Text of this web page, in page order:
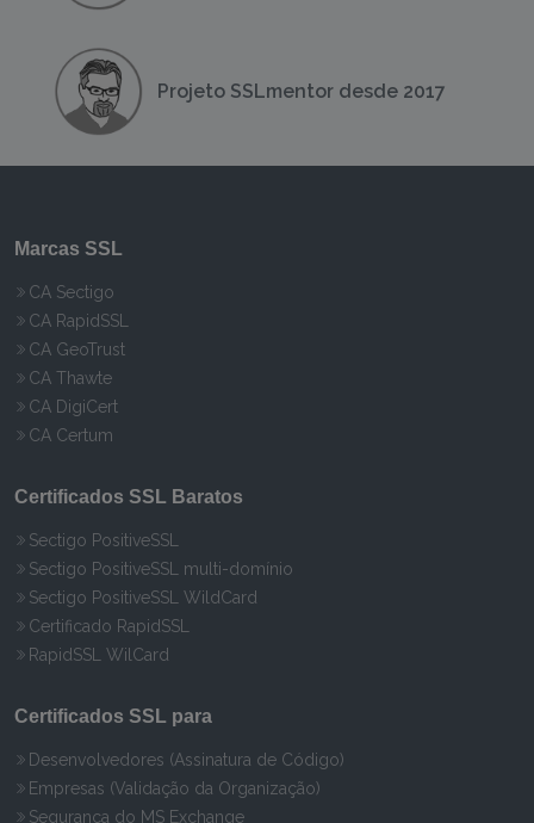
Projeto SSLmentor desde 2017
Marcas SSL
CA Sectigo
CA RapidSSL
CA GeoTrust
CA Thawte
CA DigiCert
CA Certum
Certificados SSL Baratos
Sectigo PositiveSSL
Sectigo PositiveSSL multi-domínio
Sectigo PositiveSSL WildCard
Certificado RapidSSL
RapidSSL WilCard
Certificados SSL para
Desenvolvedores (Assinatura de Código)
Empresas (Validação da Organização)
Segurança do MS Exchange